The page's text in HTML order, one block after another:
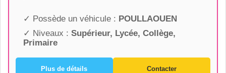
✓ Possède un véhicule : POULLAOUEN
✓ Niveaux : Supérieur, Lycée, Collège,
Primaire
Plus de détails Contacter